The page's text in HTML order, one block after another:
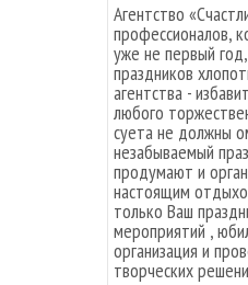
Агентство
профессионалов,
уже не первый
праздников
агентства -
любого
суета не должны
незабываемый
продумают и
настоящим
только Ваш
мероприятий ,
организация и
творческих